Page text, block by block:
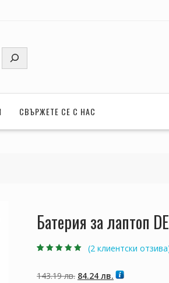
СВЪРЖЕТЕ СЕ С НАС
Батерия за лаптоп
потребителски
оценки
(2 клиентски
143.19лв. Original
84.24 лв. Текущата